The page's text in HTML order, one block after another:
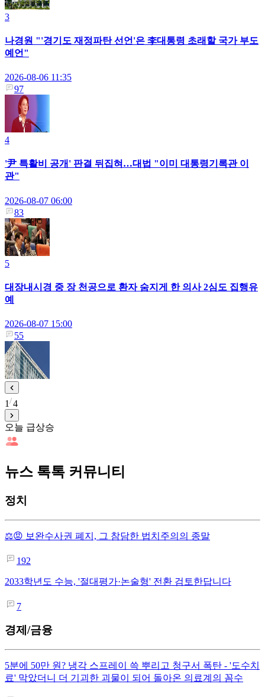
3
나경원 "'경기도 재정파탄 선언'은 李대통령 초래할 국가 부도
예언"
2026-08-06 11:35
97
4
'尹 특활비 공개' 판결 뒤집혀…대법 "이미 대통령기록관 이
관"
2026-08-07 06:00
83
5
대장내시경 중 장 천공으로 환자 숨지게 한 의사 2심도 집행유
예
2026-08-07 15:00
55
1 4
오늘 급상승
뉴스 톡톡 커뮤니티
정치
⚖️😡 보완수사권 폐지, 그 참담한 법치주의의 종말
192
2033학년도 수능, '절대평가·논술형' 전환 검토한답니다
7
경제/금융
5분에 50만 원? 냉각 스프레이 쓱 뿌리고 청구서 폭탄 - '도수치
료' 막았더니 더 기괴한 괴물이 되어 돌아온 의료계의 꼼수